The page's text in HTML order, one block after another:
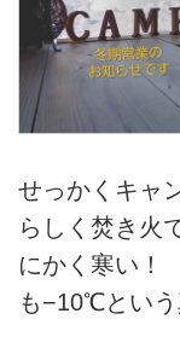
せっかくキャ
らしく焚き火
にかく寒い！
も−10℃という